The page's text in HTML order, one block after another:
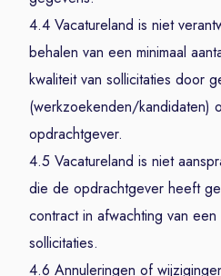
4.4 Vacatureland is niet
behalen van een minimaal
kwaliteit van sollicitaties door
(werkzoekenden/kandidaten)
opdrachtgever.
4.5 Vacatureland is niet
die de opdrachtgever heeft
contract in afwachting van een
sollicitaties.
4.6 Annuleringen of